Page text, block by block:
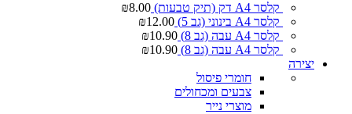
קלסר A4 דק (תיק טבעות) ₪8.00
קלסר A4 בינוני (גב 5)
₪12.00
קלסר A4 עבה (גב 8)
₪10.90
קלסר A4 עבה (גב 8)
₪10.90
יצירה
חומרי פיסול
צבעים ומכחולים
מוצרי נייר